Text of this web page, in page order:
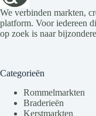
We verbinden markten,
platform. Voor iedereen
op zoek is naar
Categorieën
Rommelmarkten
Braderieën
Kerstmarkten